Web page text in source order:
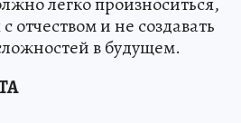
отчеством и не создавать
в будущем.